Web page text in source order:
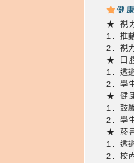
健
★ 視
1. 推
2. 視
★ 口
1. 透
2. 學
★ 健
1. 鼓
2. 學
★ 菸
1. 透
2. 校